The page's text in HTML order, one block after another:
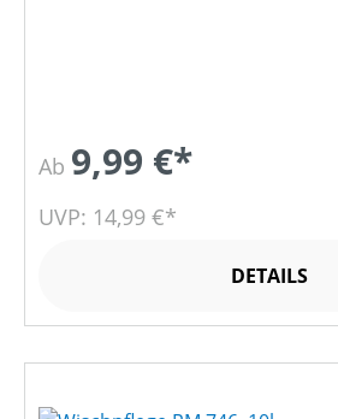
Ab 9,99 €*
UVP: 14,99 €*
DETAILS